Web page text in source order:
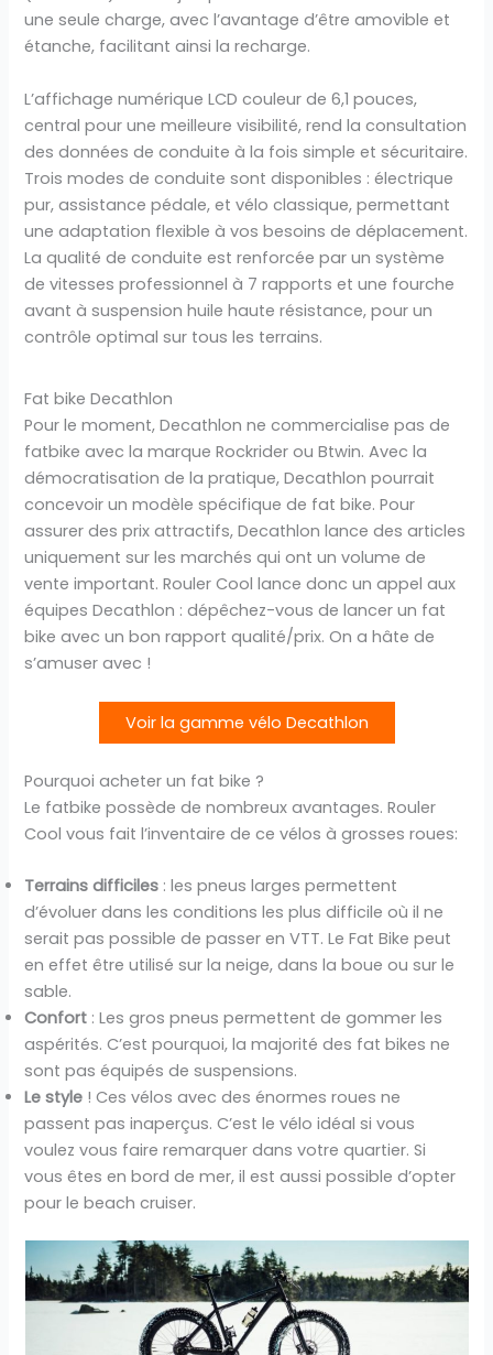
une seule charge, avec l’avantage d’être amovible et
étanche, facilitant ainsi la recharge.
L’affichage numérique LCD couleur de 6,1 pouces,
central pour une meilleure visibilité, rend la consultation
des données de conduite à la fois simple et sécuritaire.
Trois modes de conduite sont disponibles : électrique
pur, assistance pédale, et vélo classique, permettant
une adaptation flexible à vos besoins de déplacement.
La qualité de conduite est renforcée par un système
de vitesses professionnel à 7 rapports et une fourche
avant à suspension huile haute résistance, pour un
contrôle optimal sur tous les terrains.
Fat bike Decathlon
Pour le moment, Decathlon ne commercialise pas de
fatbike avec la marque Rockrider ou Btwin. Avec la
démocratisation de la pratique, Decathlon pourrait
concevoir un modèle spécifique de fat bike. Pour
assurer des prix attractifs, Decathlon lance des articles
uniquement sur les marchés qui ont un volume de
vente important. Rouler Cool lance donc un appel aux
équipes Decathlon : dépêchez-vous de lancer un fat
bike avec un bon rapport qualité/prix. On a hâte de
s’amuser avec !
Voir la gamme vélo Decathlon
Pourquoi acheter un fat bike ?
Le fatbike possède de nombreux avantages. Rouler
Cool vous fait l’inventaire de ce vélos à grosses roues:
Terrains difficiles : les pneus larges permettent
d’évoluer dans les conditions les plus difficile où il ne
serait pas possible de passer en VTT. Le Fat Bike peut
en effet être utilisé sur la neige, dans la boue ou sur le
sable.
Confort : Les gros pneus permettent de gommer les
aspérités. C’est pourquoi, la majorité des fat bikes ne
sont pas équipés de suspensions.
Le style ! Ces vélos avec des énormes roues ne
passent pas inaperçus. C’est le vélo idéal si vous
voulez vous faire remarquer dans votre quartier. Si
vous êtes en bord de mer, il est aussi possible d’opter
pour le beach cruiser.